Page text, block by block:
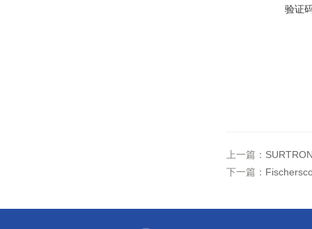
验证
上一篇：
下一篇：